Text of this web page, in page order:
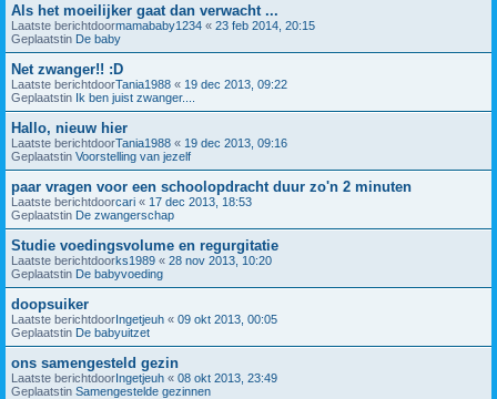
Als het moeilijker gaat dan verwacht ...
Laatste berichtdoormamababy1234 « 23 feb 2014, 20:15
Geplaatstin De baby
Net zwanger!! :D
Laatste berichtdoorTania1988 « 19 dec 2013, 09:22
Geplaatstin Ik ben juist zwanger....
Hallo, nieuw hier
Laatste berichtdoorTania1988 « 19 dec 2013, 09:16
Geplaatstin Voorstelling van jezelf
paar vragen voor een schoolopdracht duur zo'n 2 minuten
Laatste berichtdoorcari « 17 dec 2013, 18:53
Geplaatstin De zwangerschap
Studie voedingsvolume en regurgitatie
Laatste berichtdoorks1989 « 28 nov 2013, 10:20
Geplaatstin De babyvoeding
doopsuiker
Laatste berichtdoorIngetjeuh « 09 okt 2013, 00:05
Geplaatstin De babyuitzet
ons samengesteld gezin
Laatste berichtdoorIngetjeuh « 08 okt 2013, 23:49
Geplaatstin Samengestelde gezinnen